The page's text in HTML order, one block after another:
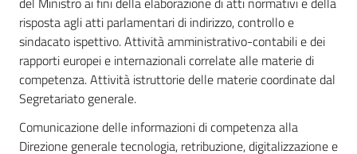
risposta agli atti parlamentari di indirizzo, controllo e
sindacato ispettivo. Attività amministrativo-contabili e dei
rapporti europei e internazionali correlate alle materie di
competenza. Attività istruttorie delle materie coordinate dal
Segretariato generale.
Comunicazione delle informazioni di competenza alla
Direzione generale tecnologia, retribuzione, digitalizzazione e